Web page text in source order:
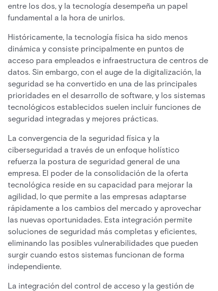
entre los dos, y la tecnología desempeña un papel
fundamental a la hora de unirlos.
Históricamente, la tecnología física ha sido menos
dinámica y consiste principalmente en puntos de
acceso para empleados e infraestructura de centros de
datos. Sin embargo, con el auge de la digitalización, la
seguridad se ha convertido en una de las principales
prioridades en el desarrollo de software, y los sistemas
tecnológicos establecidos suelen incluir funciones de
seguridad integradas y mejores prácticas.
La convergencia de la seguridad física y la
ciberseguridad a través de un enfoque holístico
refuerza la postura de seguridad general de una
empresa. El poder de la consolidación de la oferta
tecnológica reside en su capacidad para mejorar la
agilidad, lo que permite a las empresas adaptarse
rápidamente a los cambios del mercado y aprovechar
las nuevas oportunidades. Esta integración permite
soluciones de seguridad más completas y eficientes,
eliminando las posibles vulnerabilidades que pueden
surgir cuando estos sistemas funcionan de forma
independiente.
La integración del control de acceso y la gestión de